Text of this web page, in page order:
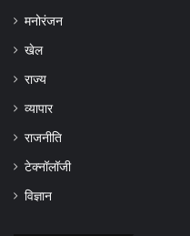
मनोरंजन
खेल
राज्य
व्यापार
राजनीति
टेक्नॉलॉजी
विज्ञान